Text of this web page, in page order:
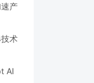
产
术
AI